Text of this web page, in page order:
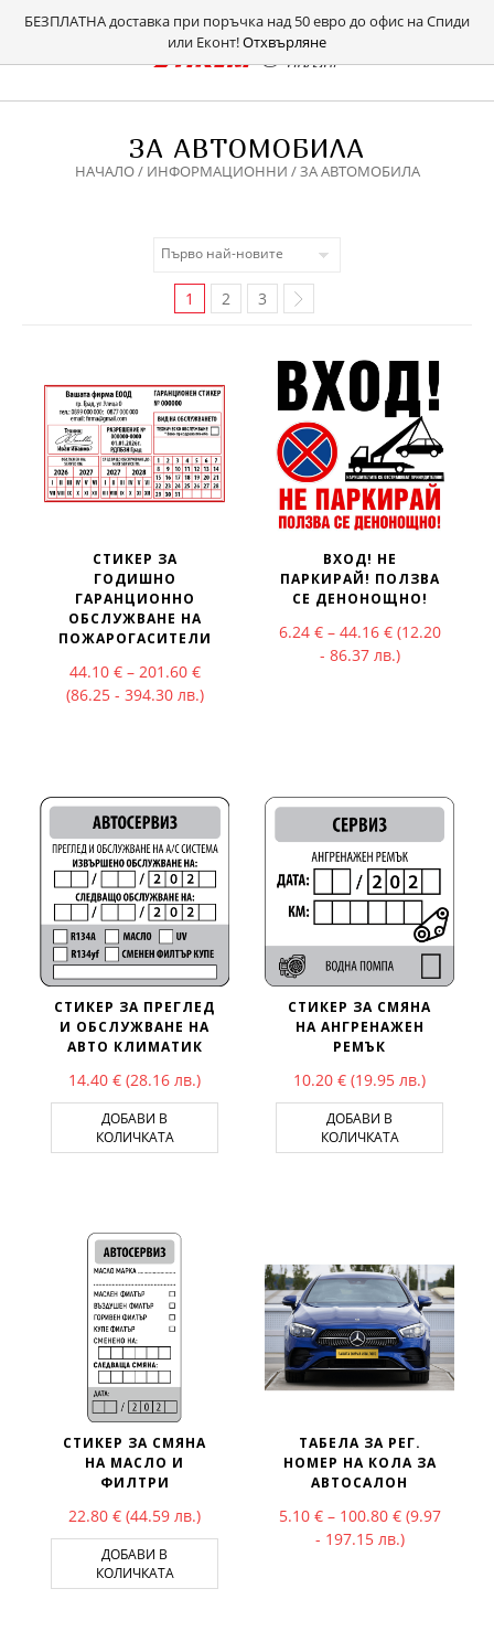
БЕЗПЛАТНА доставка при поръчка над 50 евро до офис на Спиди
или Еконт!Отхвърляне
ЗА АВТОМОБИЛА
НАЧАЛО/ ИНФОРМАЦИОННИ / ЗА АВТОМОБИЛА
1 2 3
СТИКЕР ЗА
ГОДИШНО
ГАРАНЦИОННО
ОБСЛУЖВАНЕ НА
ПОЖАРОГАСИТЕЛИ
44.10 € – 201.60 €Price range: 44.10 € through 201.60 €
(86.25 - 394.30 лв.)
ВХОД! НЕ
ПАРКИРАЙ! ПОЛЗВА
СЕ ДЕНОНОЩНО!
6.24 € – 44.16 €Price range:
(12.20
- 86.37 лв.)
СТИКЕР ЗА ПРЕГЛЕД
И ОБСЛУЖВАНЕ НА
АВТО КЛИМАТИК
14.40 € (28.16 лв.)
ДОБАВИ В
КОЛИЧКАТА
СТИКЕР ЗА СМЯНА
НА АНГРЕНАЖЕН
РЕМЪК
10.20 € (19.95 лв.)
ДОБАВИ В
КОЛИЧКАТА
СТИКЕР ЗА СМЯНА
НА МАСЛО И
ФИЛТРИ
22.80 € (44.59 лв.)
ДОБАВИ В
КОЛИЧКАТА
ТАБЕЛА ЗА РЕГ.
НОМЕР НА КОЛА ЗА
АВТОСАЛОН
5.10 € – 100.80 €Price range:
(9.97
- 197.15 лв.)